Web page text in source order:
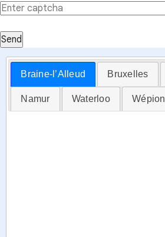
Send
Braine-l’Alleud Bruxelles
Namur Waterloo Wépion